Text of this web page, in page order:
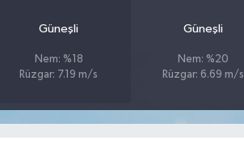
Güneşli
Nem: %18
Rüzgar: 7.19 m/s
Güneşli
Nem: %20
Rüzgar: 6.69 m/s